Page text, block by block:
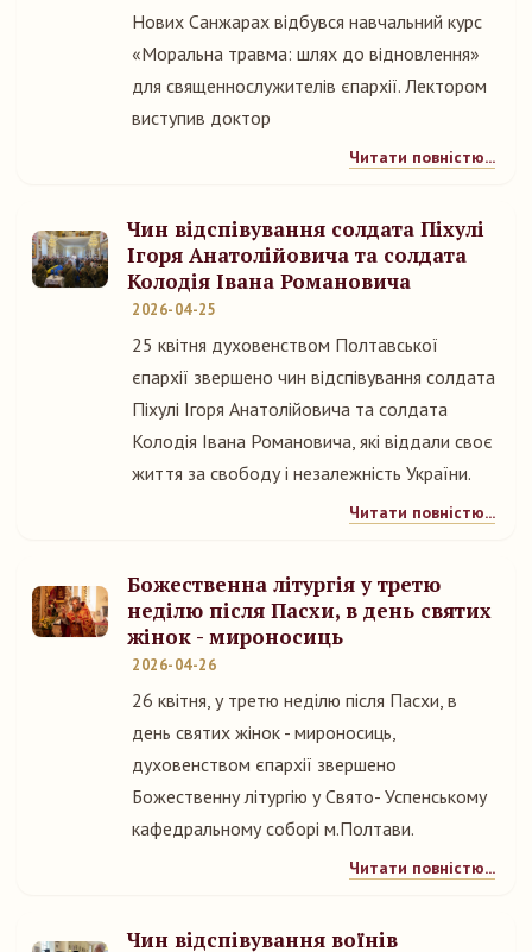
Нових Санжарах відбувся навчальний курс
«Моральна травма: шлях до відновлення»
для священнослужителів єпархії. Лектором
виступив доктор
Читати повністю...
Чин відспівування солдата Піхулі
Ігоря Анатолійовича та солдата
Колодія Івана Романовича
2026-04-25
25 квітня духовенством Полтавської
єпархії звершено чин відспівування солдата
Піхулі Ігоря Анатолійовича та солдата
Колодія Івана Романовича, які віддали своє
життя за свободу і незалежність України.
Читати повністю...
Божественна літургія у третю
неділю після Пасхи, в день святих
жінок - мироносиць
2026-04-26
26 квітня, у третю неділю після Пасхи, в
день святих жінок - мироносиць,
духовенством єпархії звершено
Божественну літургію у Свято- Успенському
кафедральному соборі м.Полтави.
Читати повністю...
Чин відспівування воїнів